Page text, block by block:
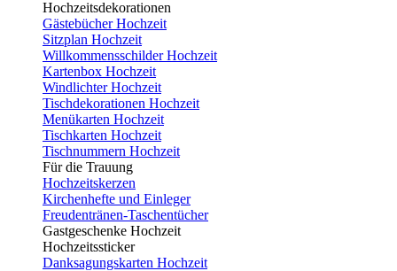
Hochzeitsdekorationen
Gästebücher Hochzeit
Sitzplan Hochzeit
Willkommensschilder Hochzeit
Kartenbox Hochzeit
Windlichter Hochzeit
Tischdekorationen Hochzeit
Menükarten Hochzeit
Tischkarten Hochzeit
Tischnummern Hochzeit
Für die Trauung
Hochzeitskerzen
Kirchenhefte und Einleger
Freudentränen-Taschentücher
Gastgeschenke Hochzeit
Hochzeitssticker
Danksagungskarten Hochzeit